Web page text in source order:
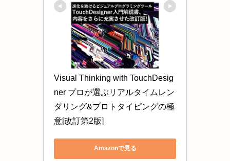
Visual Thinking with TouchDesig
ner プロが選ぶリアルタイムレン
ダリング&プロトタイピングの極
意[改訂第2版]
Amazonで見る